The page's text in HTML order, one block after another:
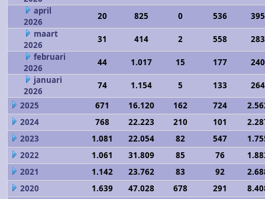
april
2026
20 825 0 536
maart
2026
31 414 2 558
februari
2026
44 1.017 15 177
januari
2026
74 1.154 5 133
2025
671 16.120 162 724
2024
768 22.223 210 101
2023
1.081 22.054 82 547
2022
1.061 31.809 85 76
2021
1.142 23.762 83 92
2020
1.639 47.028 678 291